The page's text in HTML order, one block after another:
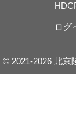
ログ
© 2021-2026 北京